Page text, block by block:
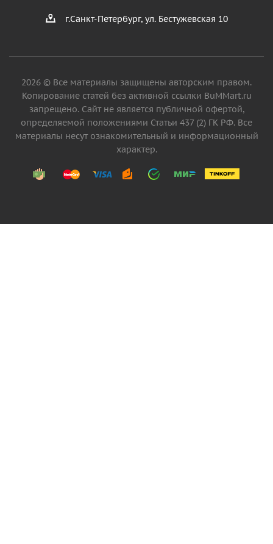
г.Санкт-Петербург, ул. Бестужевская 10
2026 © Все материалы защищены авторским правом.
Копирование статей без активной ссылки BuMMart.ru
запрещено. Сайт не является публичной офертой,
определяемой положениями Статьи 437 (2) ГК РФ. Все
материалы несут ознакомительный и информационный
характер.